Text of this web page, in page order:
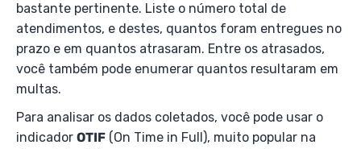
bastante pertinente. Liste o número total de
atendimentos, e destes, quantos foram entregues no
prazo e em quantos atrasaram. Entre os atrasados,
você também pode enumerar quantos resultaram em
multas.
Para analisar os dados coletados, você pode usar o
indicador OTIF (On Time in Full), muito popular na